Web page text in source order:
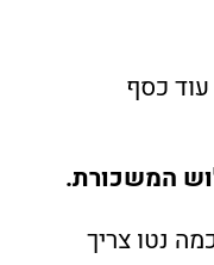
עוד כסף
המשכורת.
נטו צריך